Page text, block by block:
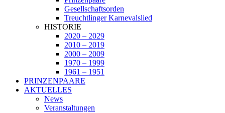
Gesellschaftsorden
Treuchtlinger Karnevalslied
HISTORIE
2020 – 2029
2010 – 2019
2000 – 2009
1970 – 1999
1961 – 1951
PRINZENPAARE
AKTUELLES
News
Veranstaltungen